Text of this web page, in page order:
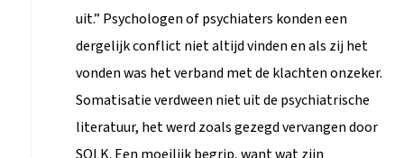
uit.” Psychologen of psychiaters konden een
dergelijk conflict niet altijd vinden en als zij het
vonden was het verband met de klachten onzeker.
Somatisatie verdween niet uit de psychiatrische
literatuur, het werd zoals gezegd vervangen door
SOLK. Een moeilijk begrip, want wat zijn